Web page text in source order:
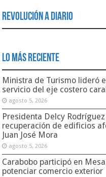
Revolución a Diario
Lo Más Reciente
Ministra de Turismo lideró
servicio del eje costero
agosto 5, 2026
Presidenta Delcy
recuperación de edificios
Juan José Mora
agosto 5, 2026
Carabobo participó en
potenciar comercio exterior